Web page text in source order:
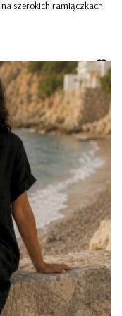
szerokich ramiączkach